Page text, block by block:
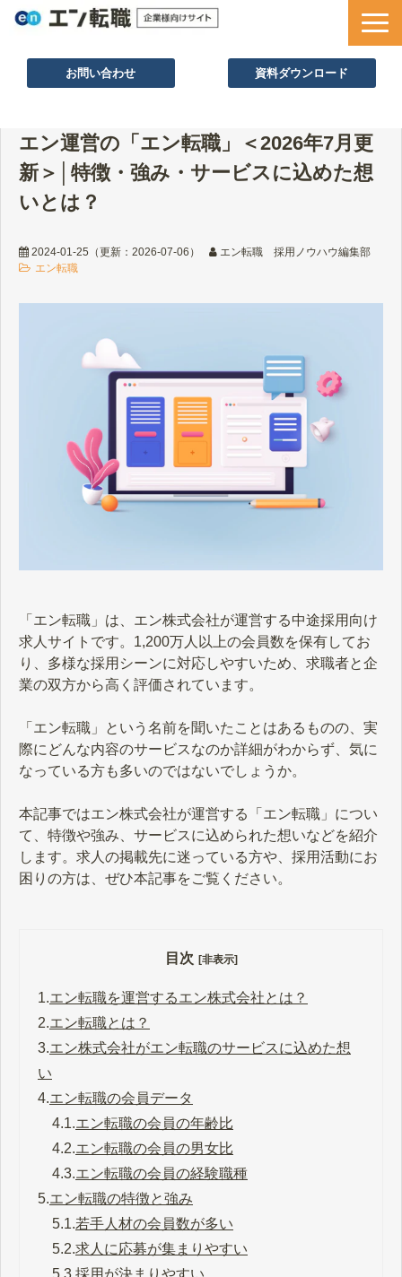
お問い合わせ 資料ダウンロード
採用ノウハウ
採用事例
お役立ち資料
エン運営の「エン転職」＜2026年7月更
新＞│特徴・強み・サービスに込めた想
いとは？
2024-01-25 （更新： 2026-07-06 ）
エン転職 採用ノウハウ編集部
エン転職
「エン転職」は、エン株式会社が運営する中途採用向け
求人サイトです。1,200万人以上の会員数を保有してお
り、多様な採用シーンに対応しやすいため、求職者と企
業の双方から高く評価されています。
「エン転職」という名前を聞いたことはあるものの、実
際にどんな内容のサービスなのか詳細がわからず、気に
なっている方も多いのではないでしょうか。
本記事ではエン株式会社が運営する「エン転職」につい
て、特徴や強み、サービスに込められた想いなどを紹介
します。求人の掲載先に迷っている方や、採用活動にお
困りの方は、ぜひ本記事をご覧ください。
目次 [非表示]
1.エン転職を運営するエン株式会社とは？
2.エン転職とは？
3.エン株式会社がエン転職のサービスに込めた想
い
4.エン転職の会員データ
4.1.エン転職の会員の年齢比
4.2.エン転職の会員の男女比
4.3.エン転職の会員の経験職種
5.エン転職の特徴と強み
5.1.若手人材の会員数が多い
5.2.求人に応募が集まりやすい